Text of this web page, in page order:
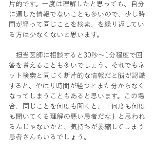
片的です。一度は理解したと思っても、自分
に適した情報でないことも多いので、少し時
間が経って同じことを検索、を繰り返してい
る方は少なくないと思います。
担当医師に相談すると30秒～1分程度で回
答を貰えることも多いでしょう。それでもネ
ット検索と同じく断片的な情報だと脳が認識
すると、やはり時間が経つとまた分からなく
なってしまうこともあると思います。この場
合、同じことを何度も聞くと、「何度も何度
も聞いてくる理解の悪い患者だな」と思われ
るんじゃないかと、気持ちが萎縮してしまう
患者さんもいるでしょう。